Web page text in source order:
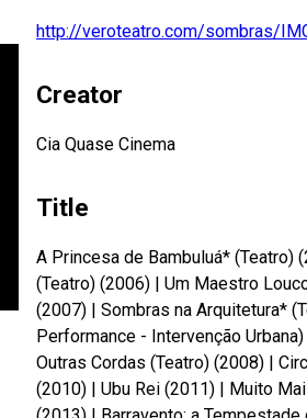
http://veroteatro.com/sombras/
Creator
Cia Quase Cinema
Title
A Princesa de Bambuluá* (Teatro)
(Teatro) (2006) | Um Maestro Louco por Beethoven* (Teatro)
(2007) | Sombras na Arquitetura*
Performance - Intervenção
Outras Cordas (Teatro) (2008) |
(2010) | Ubu Rei (2011) | Muito